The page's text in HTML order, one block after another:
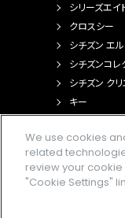
シリーズエイ
クロスシー
シチズン エル
シチズンコレ
シチズン ク
キー
We use cookies
related
review your
"Cookie Settings"